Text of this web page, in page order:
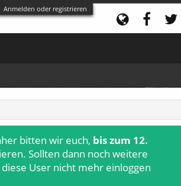
Anmelden oder registrieren
bitten wir euch, bis zum 12.
Sollten dann noch weitere
User nicht mehr einloggen